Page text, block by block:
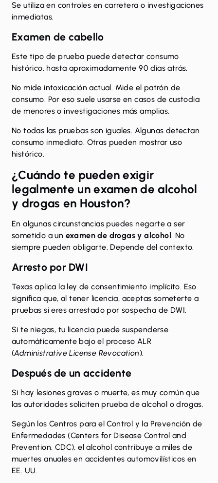
Se utiliza en controles en carretera o investigaciones
inmediatas.
Examen de cabello
Este tipo de prueba puede detectar consumo
histórico, hasta aproximadamente 90 días atrás.
No mide intoxicación actual. Mide el patrón de
consumo. Por eso suele usarse en casos de custodia
de menores o investigaciones más amplias.
No todas las pruebas son iguales. Algunas detectan
consumo inmediato. Otras pueden mostrar uso
histórico.
¿Cuándo te pueden exigir
legalmente unexamen de alcohol
y drogas en Houston?
En algunas circunstancias puedes negarte a ser
sometido a un examen de drogas y alcohol. No
siempre pueden obligarte. Depende del contexto.
Arresto por DWI
Texas aplica la ley de consentimiento implícito. Eso
significa que, al tener licencia, aceptas someterte a
pruebas si eres arrestado por sospecha de DWI.
Si te niegas, tu licencia puede suspenderse
automáticamente bajo el proceso ALR
(Administrative License Revocation).
Después de un accidente
Si hay lesiones graves o muerte, es muy común que
las autoridades soliciten prueba de alcohol o drogas.
Según los Centros para el Control y la Prevención de
Enfermedades (Centers for Disease Control and
Prevention, CDC), elalcohol contribuye a miles de
muertes anuales en accidentes automovilísticos en
EE. UU.